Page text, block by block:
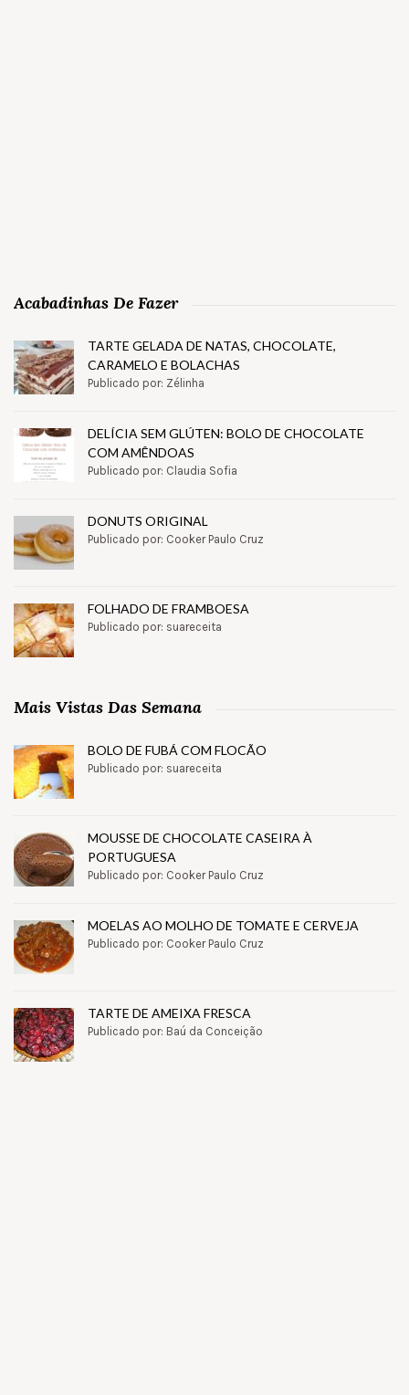
Acabadinhas De Fazer
TARTE GELADA DE NATAS, CHOCOLATE,
CARAMELO E BOLACHAS
Publicado por: Zélinha
DELÍCIA SEM GLÚTEN: BOLO DE CHOCOLATE
COM AMÊNDOAS
Publicado por: Claudia Sofia
DONUTS ORIGINAL
Publicado por: Cooker Paulo Cruz
FOLHADO DE FRAMBOESA
Publicado por: suareceita
Mais Vistas Das Semana
BOLO DE FUBÁ COM FLOCÃO
Publicado por: suareceita
MOUSSE DE CHOCOLATE CASEIRA À
PORTUGUESA
Publicado por: Cooker Paulo Cruz
MOELAS AO MOLHO DE TOMATE E CERVEJA
Publicado por: Cooker Paulo Cruz
TARTE DE AMEIXA FRESCA
Publicado por: Baú da Conceição